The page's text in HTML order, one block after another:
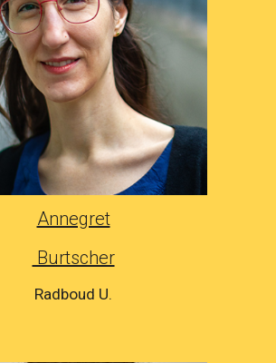
Annegret
Burtscher
Radboud U.